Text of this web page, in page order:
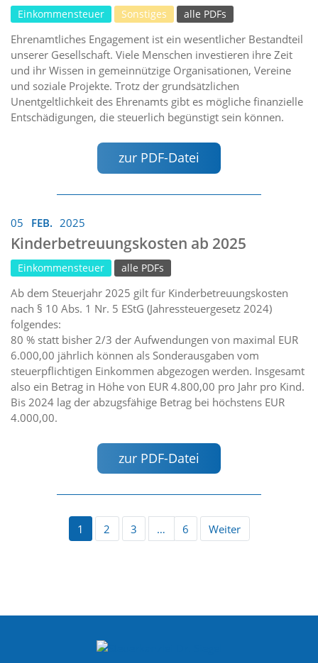
Einkommensteuer Sonstiges alle PDFs
Ehrenamtliches Engagement ist ein wesentlicher Bestandteil
unserer Gesellschaft. Viele Menschen investieren ihre Zeit
und ihr Wissen in gemeinnützige Organisationen, Vereine
und soziale Projekte. Trotz der grundsätzlichen
Unentgeltlichkeit des Ehrenamts gibt es mögliche finanzielle
Entschädigungen, die steuerlich begünstigt sein können.
zur PDF-Datei
05 FEB. 2025
Kinderbetreuungskosten ab 2025
Einkommensteuer alle PDFs
Ab dem Steuerjahr 2025 gilt für Kinderbetreuungskosten
nach § 10 Abs. 1 Nr. 5 EStG (Jahressteuergesetz 2024)
folgendes:
80 % statt bisher 2/3 der Aufwendungen von maximal EUR
6.000,00 jährlich können als Sonderausgaben vom
steuerpflichtigen Einkommen abgezogen werden. Insgesamt
also ein Betrag in Höhe von EUR 4.800,00 pro Jahr pro Kind.
Bis 2024 lag der abzugsfähige Betrag bei höchstens EUR
4.000,00.
zur PDF-Datei
1 2 3 … 6 Weiter